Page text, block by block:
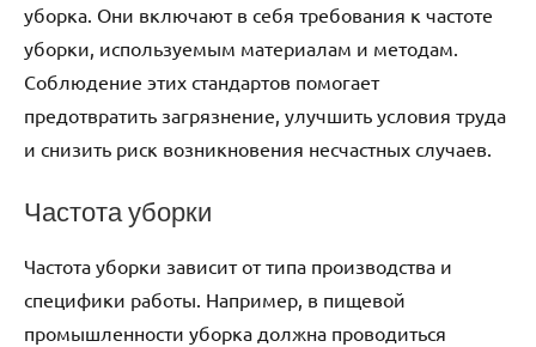
уборка. Они включают в себя требования к частоте
уборки, используемым материалам и методам.
Соблюдение этих стандартов помогает
предотвратить загрязнение, улучшить условия труда
и снизить риск возникновения несчастных случаев.
Частота уборки
Частота уборки зависит от типа производства и
специфики работы. Например, в пищевой
промышленности уборка должна проводиться